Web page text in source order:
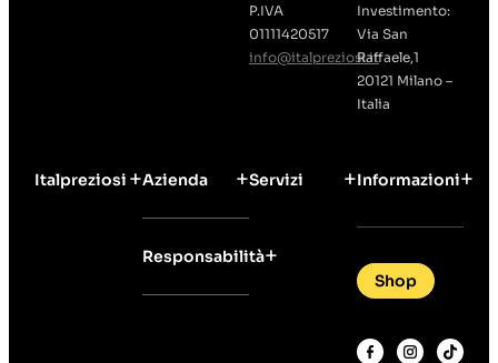
P.IVA
01111420517
info@italpreziosi.it
Investimento:
Via San
Raffaele,1
20121 Milano –
Italia
Italpreziosi Azienda
Responsabilità
Servizi Informazioni
Shop